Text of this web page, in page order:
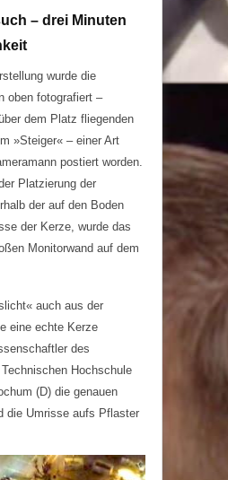
– drei Minuten
wurde die
oben fotografiert –
dem Platz fliegenden
»Steiger« – einer Art
postiert worden.
Platzierung der
der auf den Boden
der Kerze, wurde das
Monitorwand auf dem
auch aus der
eine echte Kerze
des
Hochschule
(D) die genauen
die Umrisse aufs Pflaster